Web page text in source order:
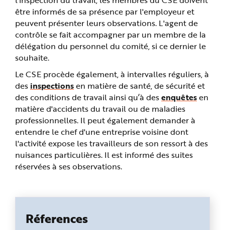
être informés de sa présence par l'employeur et
peuvent présenter leurs observations. L'agent de
contrôle se fait accompagner par un membre de la
délégation du personnel du comité, si ce dernier le
souhaite.
Le CSE procède également, à intervalles réguliers, à
des inspectionsen matière de santé, de sécurité et
des conditions de travail ainsi qu’à desenquêtesen
matière d'accidents du travail ou de maladies
professionnelles. Il peut également demander à
entendre le chef d'une entreprise voisine dont
l'activité expose les travailleurs de son ressort à des
nuisances particulières. Il est informé des suites
réservées à ses observations.
Réferences